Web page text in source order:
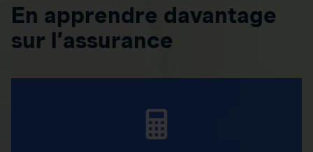
En apprendre davantage
sur l’assurance